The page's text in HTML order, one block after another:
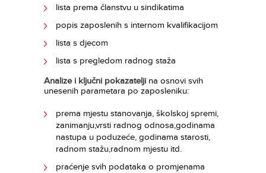
lista prema članstvu u sindikatima
popis zaposlenih s internom kvalifikacijom
lista s djecom
lista s pregledom radnog staža
Analize i ključni pokazatelji na osnovi svih
unesenih parametara po zaposleniku:
prema mjestu stanovanja, školskoj spremi,
zanimanju,vrsti radnog odnosa,godinama
nastupa u poduzeće, godinama starosti,
radnom stažu,radnom mjestu itd.
praćenje svih podataka o promjenama